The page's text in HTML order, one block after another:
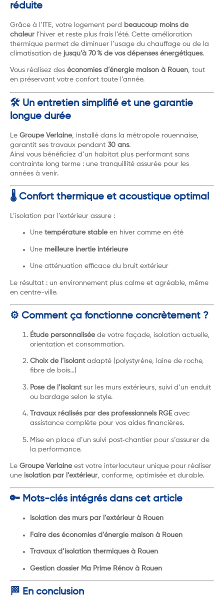
réduite
Grâce à l’ITE, votre logement perd beaucoup moins de
chaleur l’hiver et reste plus frais l’été. Cette amélioration
thermique permet de diminuer l’usage du chauffage ou de la
climatisation de jusqu’à 70 % de vos dépenses énergétiques.
Vous réalisez des économies d’énergie maison à Rouen, tout
en préservant votre confort toute l’année.
🛠️ Un entretien simplifié et une garantie
longue durée
Le Groupe Verlaine, installé dans la métropole rouennaise,
garantit ses travaux pendant 30 ans.
Ainsi vous bénéficiez d’un habitat plus performant sans
contrainte long terme : une tranquillité assurée pour les
années à venir.
🌡️ Confort thermique et acoustique optimal
L’isolation par l’extérieur assure :
Une température stableen hiver comme en été
Une meilleure inertie intérieure
Une atténuation efficace du bruit extérieur
Le résultat : un environnement plus calme et agréable, même
en centre-ville.
⚙️ Comment ça fonctionne concrètement ?
Étude personnaliséede votre façade, isolation actuelle,
orientation et consommation.
Choix de l’isolantadapté (polystyrène, laine de roche,
fibre de bois…)
Pose de l’isolantsur les murs extérieurs, suivi d’un enduit
ou bardage selon le style.
Travaux réalisés par des professionnels RGEavec
assistance complète pour vos aides financières.
Mise en place d’un suivi post‑chantier pour s’assurer de
la performance.
Le Groupe Verlaineest votre interlocuteur unique pour réaliser
une isolation par l’extérieur, conforme, optimisée et durable.
🔑 Mots-clés intégrés dans cet article
Isolation des murs par l’extérieur à Rouen
Faire des économies d’énergie maison à Rouen
Travaux d’isolation thermiques à Rouen
Gestion dossier Ma Prime Rénov à Rouen
🏁 En conclusion